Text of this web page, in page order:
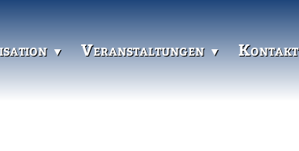
Veranstaltungen Kontakt